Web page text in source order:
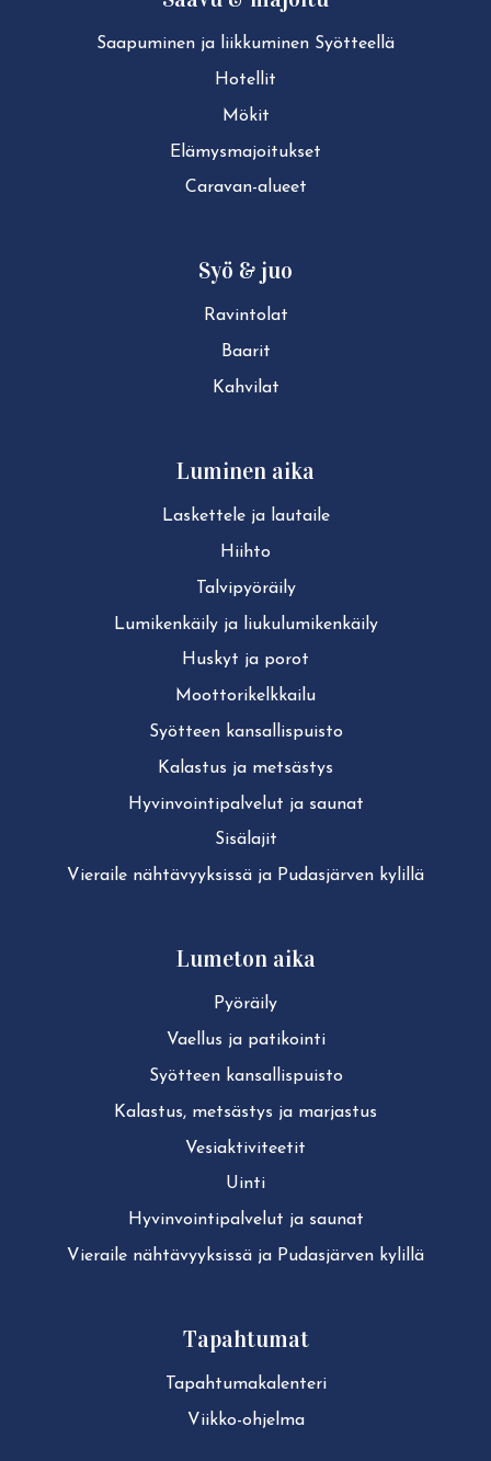
Saapuminen ja liikkuminen Syötteellä
Hotellit
Mökit
Elä­mys­ma­joi­tuk­set
Caravan-alueet
Syö & juo
Ravintolat
Baarit
Kahvilat
Luminen aika
Laskettele ja lautaile
Hiihto
Tal­vi­pyö­räi­ly
Lu­mi­ken­käi­ly ja liu­ku­lu­mi­ken­käi­ly
Huskyt ja porot
Moot­to­ri­kelk­kai­lu
Syötteen kan­sal­lis­puis­to
Kalastus ja metsästys
Hy­vin­voin­ti­pal­ve­lut ja saunat
Sisälajit
Vieraile näh­tä­vyyk­sis­sä ja Pudasjärven kylillä
Lumeton aika
Pyöräily
Vaellus ja patikointi
Syötteen kan­sal­lis­puis­to
Kalastus, metsästys ja marjastus
Ve­siak­ti­vi­tee­tit
Uinti
Hy­vin­voin­ti­pal­ve­lut ja saunat
Vieraile näh­tä­vyyk­sis­sä ja Pudasjärven kylillä
Tapahtumat
Ta­pah­tu­ma­ka­len­te­ri
Viikko-ohjelma